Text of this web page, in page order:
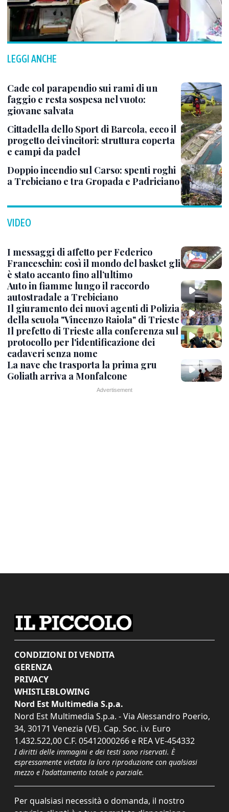
LEGGI ANCHE
Cade col parapendio sui rami di un
faggio e resta sospesa nel vuoto:
giovane salvata
Cittadella dello Sport di Barcola, ecco il
progetto dei vincitori: struttura coperta
e campi da padel
Doppio incendio sul Carso: spenti roghi
a Trebiciano e tra Gropada e Padriciano
VIDEO
I messaggi di affetto per Federico
Franceschin: così il mondo del basket gli
è stato accanto fino all’ultimo
Auto in fiamme lungo il raccordo
autostradale a Trebiciano
Il giuramento dei nuovi agenti di Polizia
della scuola "Vincenzo Raiola" di Trieste
Il prefetto di Trieste alla conferenza sul
protocollo per l'identificazione dei
cadaveri senza nome
La nave che trasporta la prima gru
Goliath arriva a Monfalcone
CONDIZIONI DI VENDITA
GERENZA
PRIVACY
WHISTLEBLOWING
Nord Est Multimedia S.p.a.
Nord Est Multimedia S.p.a. - Via Alessandro Poerio,
34, 30171 Venezia (VE). Cap. Soc. i.v. Euro
1.432.522,00 C.F. 05412000266 e REA VE-454332
I diritti delle immagini e dei testi sono riservati. È
espressamente vietata la loro riproduzione con qualsiasi
mezzo e l'adattamento totale o parziale.
Per qualsiasi necessità o domanda, il nostro